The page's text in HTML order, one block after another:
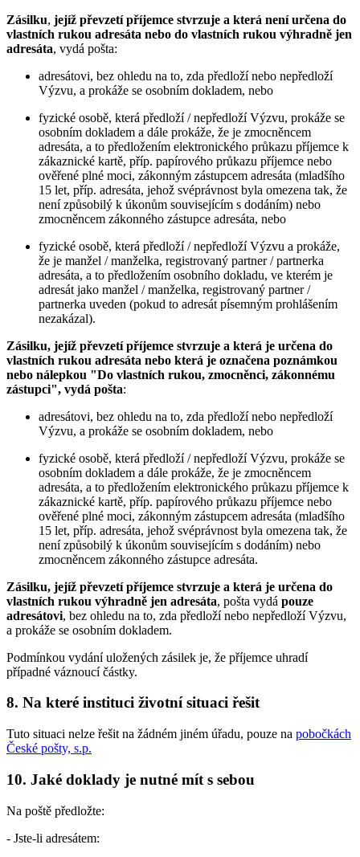
Zásilku, jejíž převzetí příjemce stvrzuje a která není určena do
vlastních rukou adresáta nebo do vlastních rukou výhradně jen
adresáta, vydá pošta:
adresátovi, bez ohledu na to, zda předloží nebo nepředloží
Výzvu, a prokáže se osobním dokladem, nebo
fyzické osobě, která předloží / nepředloží Výzvu, prokáže se
osobním dokladem a dále prokáže, že je zmocněncem
adresáta, a to předložením elektronického průkazu příjemce k
zákaznické kartě, příp. papírového průkazu příjemce nebo
ověřené plné moci, zákonným zástupcem adresáta (mladšího
15 let, příp. adresáta, jehož svéprávnost byla omezena tak, že
není způsobilý k úkonům souvisejícím s dodáním) nebo
zmocněncem zákonného zástupce adresáta, nebo
fyzické osobě, která předloží / nepředloží Výzvu a prokáže,
že je manžel / manželka, registrovaný partner / partnerka
adresáta, a to předložením osobního dokladu, ve kterém je
adresát jako manžel / manželka, registrovaný partner /
partnerka uveden (pokud to adresát písemným prohlášením
nezakázal).
Zásilku, jejíž převzetí příjemce stvrzuje a která je určena do
vlastních rukou adresáta nebo která je označena poznámkou
nebo nálepkou "Do vlastních rukou, zmocněnci, zákonnému
zástupci", vydá pošta:
adresátovi, bez ohledu na to, zda předloží nebo nepředloží
Výzvu, a prokáže se osobním dokladem, nebo
fyzické osobě, která předloží / nepředloží Výzvu, prokáže se
osobním dokladem a dále prokáže, že je zmocněncem
adresáta, a to předložením elektronického průkazu příjemce k
zákaznické kartě, příp. papírového průkazu příjemce nebo
ověřené plné moci, zákonným zástupcem adresáta (mladšího
15 let, příp. adresáta, jehož svéprávnost byla omezena tak, že
není způsobilý k úkonům souvisejícím s dodáním) nebo
zmocněncem zákonného zástupce adresáta.
Zásilku, jejíž převzetí příjemce stvrzuje a která je určena do
vlastních rukou výhradně jen adresáta, pošta vydá pouze
adresátovi, bez ohledu na to, zda předloží nebo nepředloží Výzvu,
a prokáže se osobním dokladem.
Podmínkou vydání uložených zásilek je, že příjemce uhradí
případné váznoucí částky.
8. Na které instituci životní situaci řešit
Tuto situaci nelze řešit na žádném jiném úřadu, pouze na pobočkách
České pošty, s.p.
10. Jaké doklady je nutné mít s sebou
Na poště předložte:
- Jste-li adresátem: